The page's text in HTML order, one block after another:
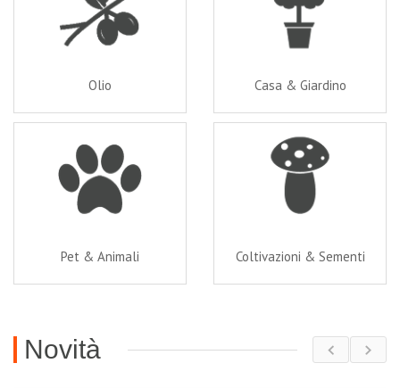
Olio Casa & Giardino
Pet & Animali Coltivazioni & Sementi
Novità